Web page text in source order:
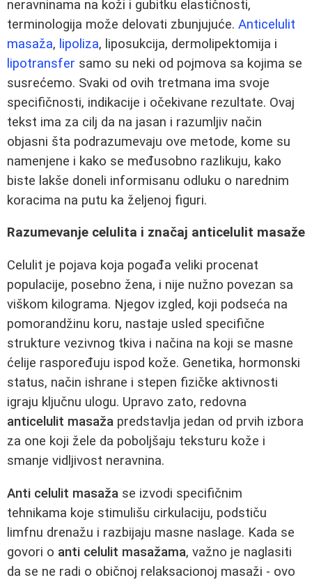
neravninama na koži i gubitku elastičnosti,
terminologija može delovati zbunjujuće. Anticelulit
masaža, lipoliza, liposukcija, dermolipektomija i
lipotransfer samo su neki od pojmova sa kojima se
susrećemo. Svaki od ovih tretmana ima svoje
specifičnosti, indikacije i očekivane rezultate. Ovaj
tekst ima za cilj da na jasan i razumljiv način
objasni šta podrazumevaju ove metode, kome su
namenjene i kako se međusobno razlikuju, kako
biste lakše doneli informisanu odluku o narednim
koracima na putu ka željenoj figuri.
Razumevanje celulita i značaj anticelulit masaže
Celulit je pojava koja pogađa veliki procenat
populacije, posebno žena, i nije nužno povezan sa
viškom kilograma. Njegov izgled, koji podseća na
pomorandžinu koru, nastaje usled specifične
strukture vezivnog tkiva i načina na koji se masne
ćelije raspoređuju ispod kože. Genetika, hormonski
status, način ishrane i stepen fizičke aktivnosti
igraju ključnu ulogu. Upravo zato, redovna
anticelulit masaža predstavlja jedan od prvih izbora
za one koji žele da poboljšaju teksturu kože i
smanje vidljivost neravnina.
Anti celulit masaža se izvodi specifičnim
tehnikama koje stimulišu cirkulaciju, podstiču
limfnu drenažu i razbijaju masne naslage. Kada se
govori o anti celulit masažama, važno je naglasiti
da se ne radi o običnoj relaksacionoj masaži - ovo